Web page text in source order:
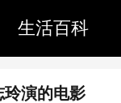
生活百科
玲演的电影